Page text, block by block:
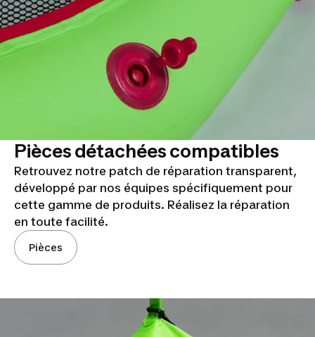
Pièces détachées compatibles
Retrouvez notre patch de réparation transparent,
développé par nos équipes spécifiquement pour
cette gamme de produits. Réalisez la réparation
en toute facilité.
Pièces